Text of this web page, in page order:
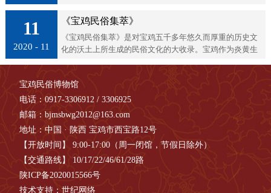
时代，炎帝神农氏尝百草、播...
11
2020 - 11
《宝鸡民俗集萃》
《宝鸡民俗集萃》是对宝鸡五千多年悠久而厚重的历史文
化的沃土上所生成的民俗文化的大收录。宝鸡作为炎黄生
宝鸡民俗博物馆
电话：0917-3306912 / 3306925
邮箱：bjmsbwg2012@163.com
地址：中国 · 陕西 宝鸡市西宝路12号
【开放时间】 9:00-17:00（周一闭馆，节假日除外）
【交通路线】 10/17/22/46/61/28路
陕ICP备2020015566号
技术支持：世纪网络